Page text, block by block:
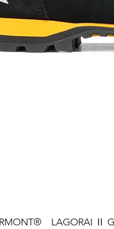
LAGORAI Ⅱ